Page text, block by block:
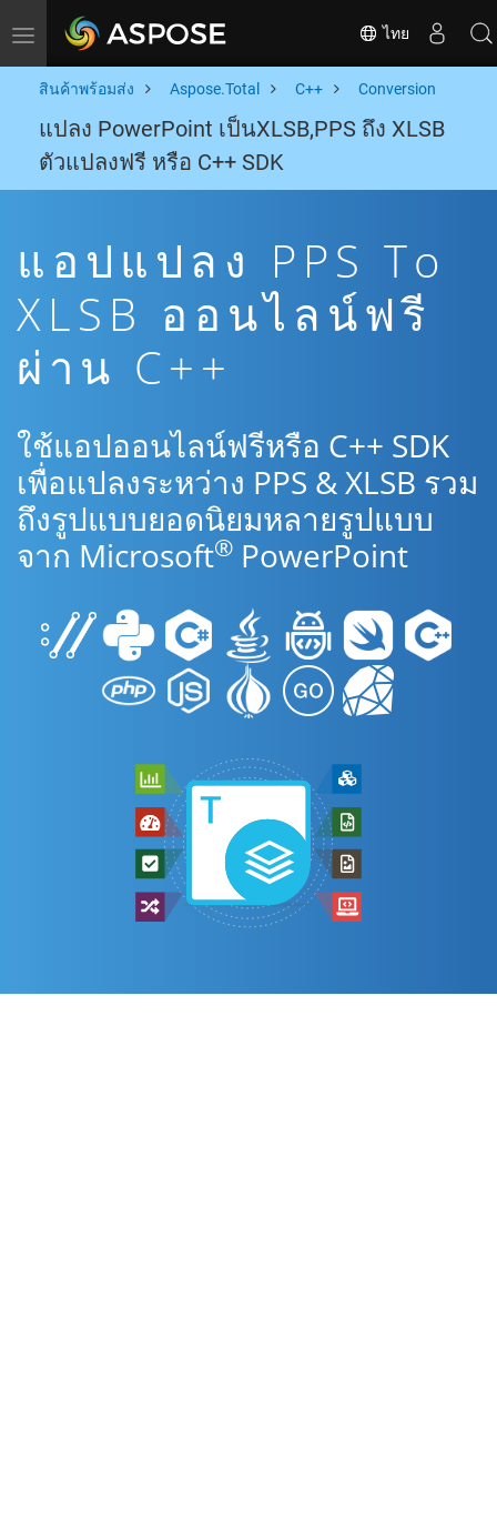
Toggle navigation ไทย
สินค้าพร้อมส่ง Aspose.Total C++ Conversion
แปลง PowerPoint เป็นXLSB,PPS ถึง XLSB
ตัวแปลงฟรี หรือ C++ SDK
แอปแปลง PPS To
XLSB ออนไลน์ฟรี
ผ่าน C++
ใช้แอปออนไลน์ฟรีหรือ C++ SDK
เพื่อแปลงระหว่าง PPS & XLSB รวม
ถึงรูปแบบยอดนิยมหลายรูปแบบ
จาก Microsoft® PowerPoint